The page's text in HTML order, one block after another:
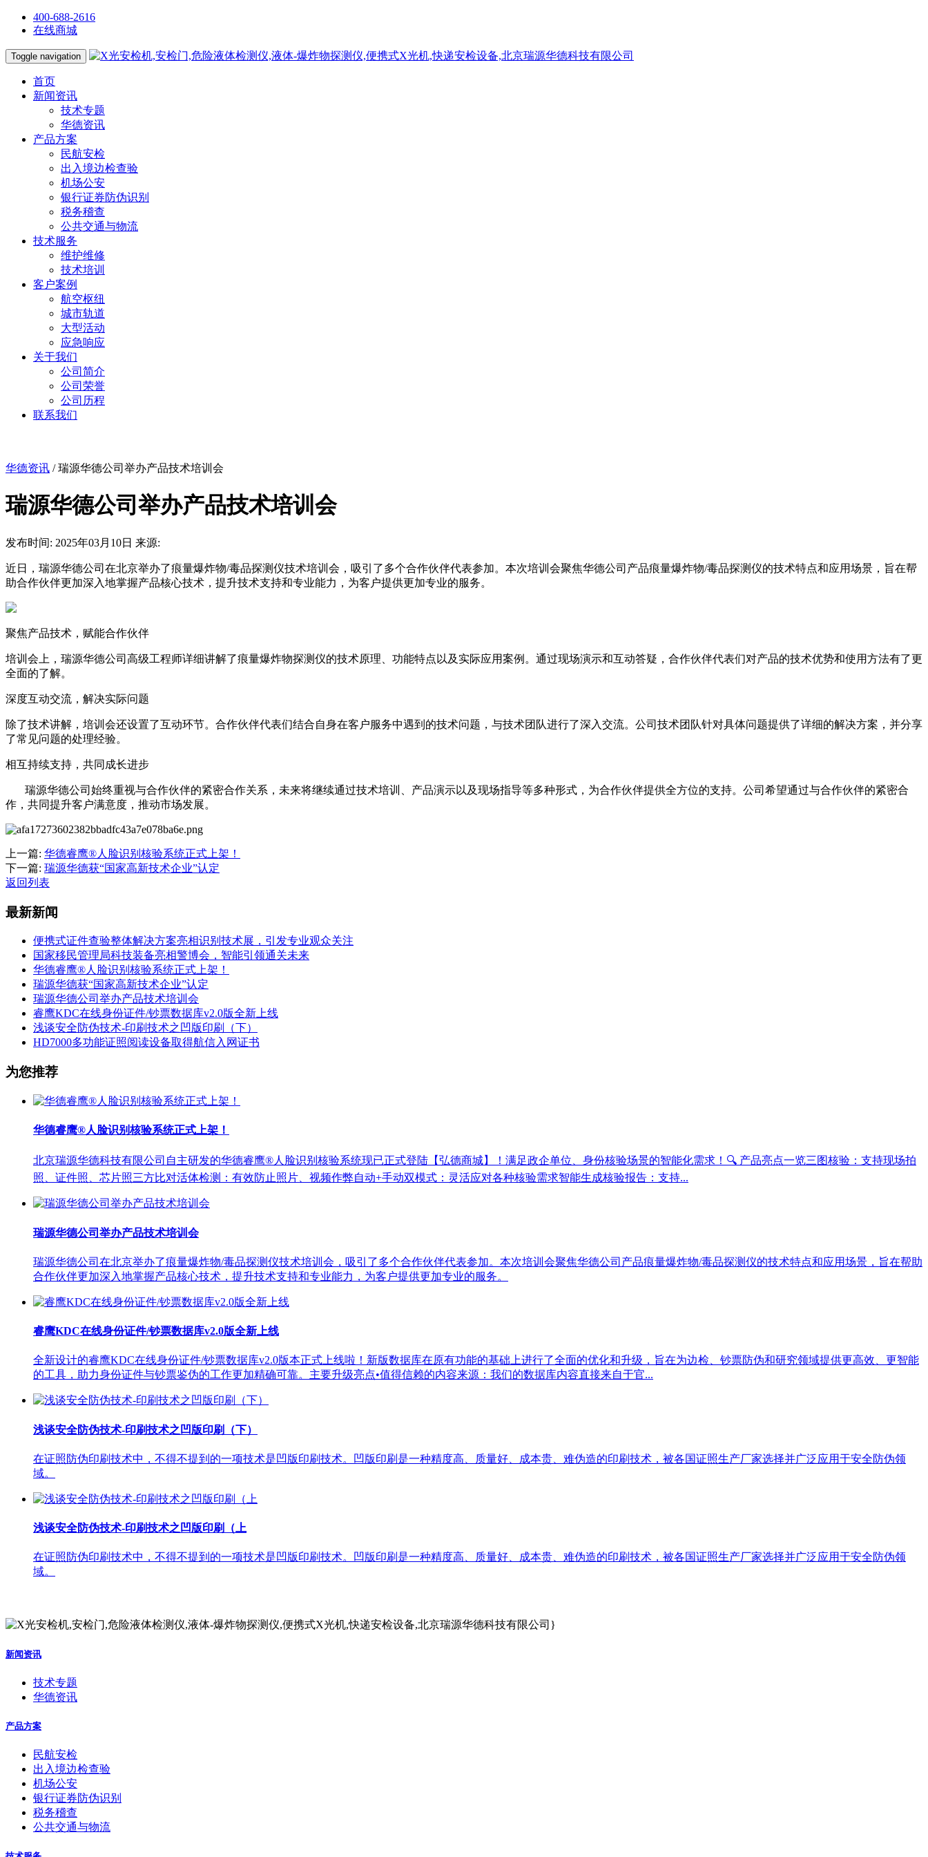
400-688-2616
在线商城
Toggle navigation
首页
新闻资讯
技术专题
华德资讯
产品方案
民航安检
出入境边检查验
机场公安
银行证券防伪识别
税务稽查
公共交通与物流
技术服务
维护维修
技术培训
客户案例
航空枢纽
城市轨道
大型活动
应急响应
关于我们
公司简介
公司荣誉
公司历程
联系我们
华德资讯 /瑞源华德公司举办产品技术培训会
瑞源华德公司举办产品技术培训会
发布时间: 2025年03月10日 来源:
近日，瑞源华德公司在北京举办了痕量爆炸物/毒品探测仪技术培训会，吸引了多个合作伙伴代表参加。本次培训会聚焦华德公司产品痕量爆炸物/毒品探测仪的技术特点和应用场景，旨在帮
助合作伙伴更加深入地掌握产品核心技术，提升技术支持和专业能力，为客户提供更加专业的服务。
聚焦产品技术，赋能合作伙伴
培训会上，瑞源华德公司高级工程师详细讲解了痕量爆炸物探测仪的技术原理、功能特点以及实际应用案例。通过现场演示和互动答疑，合作伙伴代表们对产品的技术优势和使用方法有了更
全面的了解。
深度互动交流，解决实际问题
除了技术讲解，培训会还设置了互动环节。合作伙伴代表们结合自身在客户服务中遇到的技术问题，与技术团队进行了深入交流。公司技术团队针对具体问题提供了详细的解决方案，并分享
了常见问题的处理经验。
相互持续支持，共同成长进步
瑞源华德公司始终重视与合作伙伴的紧密合作关系，未来将继续通过技术培训、产品演示以及现场指导等多种形式，为合作伙伴提供全方位的支持。公司希望通过与合作伙伴的紧密合
作，共同提升客户满意度，推动市场发展。
上一篇: 华德睿鹰®人脸识别核验系统正式上架！
下一篇: 瑞源华德获“国家高新技术企业”认定
返回列表
最新新闻
便携式证件查验整体解决方案亮相识别技术展，引发专业观众关注
国家移民管理局科技装备亮相警博会，智能引领通关未来
华德睿鹰®人脸识别核验系统正式上架！
瑞源华德获“国家高新技术企业”认定
瑞源华德公司举办产品技术培训会
睿鹰KDC在线身份证件/钞票数据库v2.0版全新上线
浅谈安全防伪技术-印刷技术之凹版印刷（下）
HD7000多功能证照阅读设备取得航信入网证书
为您推荐
华德睿鹰®人脸识别核验系统正式上架！
北京瑞源华德科技有限公司自主研发的华德睿鹰®人脸识别核验系统现已正式登陆【弘德商城】！满足政企单位、身份核验场景的智能化需求！🔍 产品亮点一览三图核验：支持现场拍
照、证件照、芯片照三方比对活体检测：有效防止照片、视频作弊自动+手动双模式：灵活应对各种核验需求智能生成核验报告：支持...
瑞源华德公司举办产品技术培训会
瑞源华德公司在北京举办了痕量爆炸物/毒品探测仪技术培训会，吸引了多个合作伙伴代表参加。本次培训会聚焦华德公司产品痕量爆炸物/毒品探测仪的技术特点和应用场景，旨在帮助
合作伙伴更加深入地掌握产品核心技术，提升技术支持和专业能力，为客户提供更加专业的服务。
睿鹰KDC在线身份证件/钞票数据库v2.0版全新上线
全新设计的睿鹰KDC在线身份证件/钞票数据库v2.0版本正式上线啦！新版数据库在原有功能的基础上进行了全面的优化和升级，旨在为边检、钞票防伪和研究领域提供更高效、更智能
的工具，助力身份证件与钞票鉴伪的工作更加精确可靠。主要升级亮点•值得信赖的内容来源：我们的数据库内容直接来自于官...
浅谈安全防伪技术-印刷技术之凹版印刷（下）
在证照防伪印刷技术中，不得不提到的一项技术是凹版印刷技术。凹版印刷是一种精度高、质量好、成本贵、难伪造的印刷技术，被各国证照生产厂家选择并广泛应用于安全防伪领
域。
浅谈安全防伪技术-印刷技术之凹版印刷（上
在证照防伪印刷技术中，不得不提到的一项技术是凹版印刷技术。凹版印刷是一种精度高、质量好、成本贵、难伪造的印刷技术，被各国证照生产厂家选择并广泛应用于安全防伪领
域。
新闻资讯
技术专题
华德资讯
产品方案
民航安检
出入境边检查验
机场公安
银行证券防伪识别
税务稽查
公共交通与物流